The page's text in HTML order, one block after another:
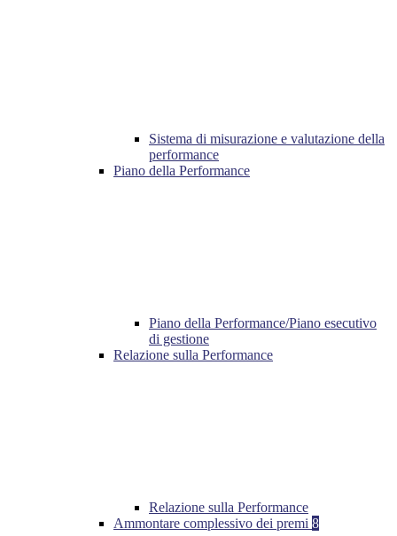
Sistema di misurazione e valutazione della
performance
Piano della Performance
Piano della Performance/Piano esecutivo
di gestione
Relazione sulla Performance
Relazione sulla Performance
Ammontare complessivo dei premi 8